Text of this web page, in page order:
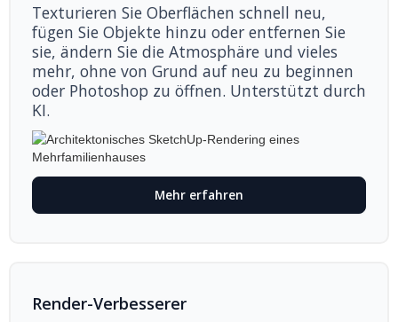
Texturieren Sie Oberflächen schnell neu,
fügen Sie Objekte hinzu oder entfernen Sie
sie, ändern Sie die Atmosphäre und vieles
mehr, ohne von Grund auf neu zu beginnen
oder Photoshop zu öffnen. Unterstützt durch
KI.
Mehr erfahren
Render-Verbesserer